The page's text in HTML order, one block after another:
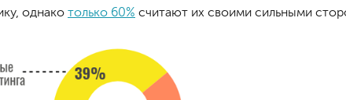
однако только 60% считают их своими сильными